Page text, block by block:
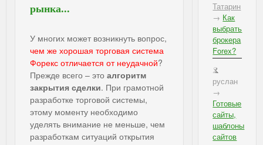
рынка...
У многих может возникнуть вопрос,
чем же хорошая торговая система
Форекс отличается от неудачной?
Прежде всего – это алгоритм
закрытия сделки. При грамотной
разработке торговой системы,
этому моменту необходимо
уделять внимание не меньше, чем
разработкам ситуаций открытия
Татарин
→ Как
выбрать
брокера
Forex?
руслан
→
Готовые
сайты,
шаблоны
сайтов